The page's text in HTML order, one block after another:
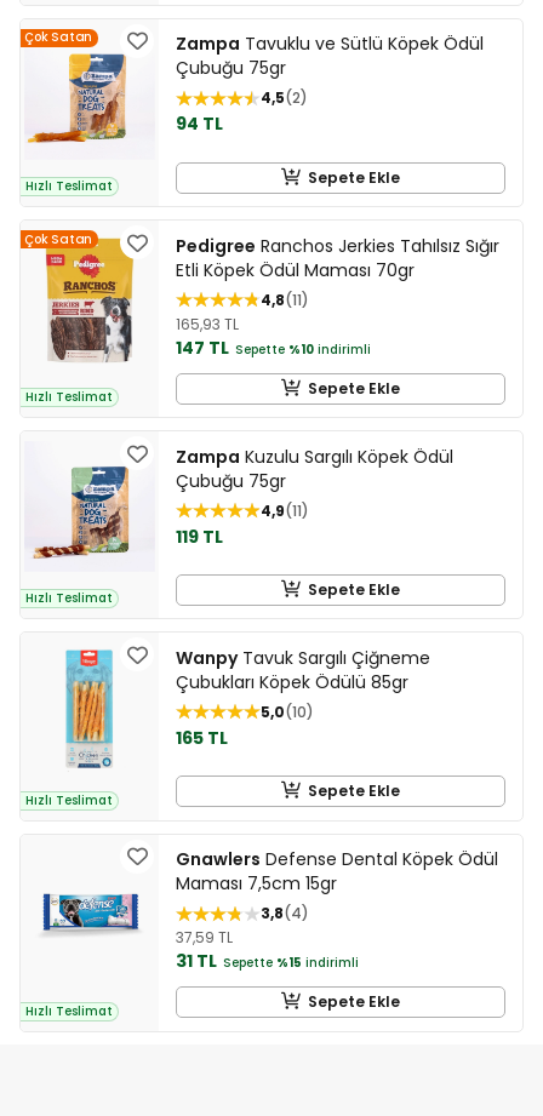
Çok Satan
Hızlı Teslimat
Zampa Tavuklu ve Sütlü Köpek Ödül
Çubuğu 75gr
4,5 2
94 TL
Sepete Ekle
Çok Satan
Hızlı Teslimat
Pedigree Ranchos Jerkies Tahılsız Sığır
Etli Köpek Ödül Maması 70gr
4,8 11
165,93 TL
147 TL Sepette %10 indirimli
Sepete Ekle
Hızlı Teslimat
Zampa Kuzulu Sargılı Köpek Ödül
Çubuğu 75gr
4,9 11
119 TL
Sepete Ekle
Hızlı Teslimat
WanpyTavuk Sargılı Çiğneme
Çubukları Köpek Ödülü 85gr
5,0 10
165 TL
Sepete Ekle
Hızlı Teslimat
Gnawlers Defense Dental Köpek Ödül
Maması 7,5cm 15gr
3,8 4
37,59 TL
31 TL Sepette %15 indirimli
Sepete Ekle